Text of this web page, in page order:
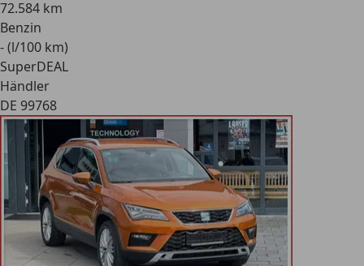
72.584 km
Benzin
- (l/100 km)
SuperDEAL
Händler
DE 99768